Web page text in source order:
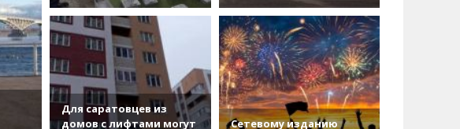
Для саратовцев из
домов с лифтами могут
Сетевому изданию